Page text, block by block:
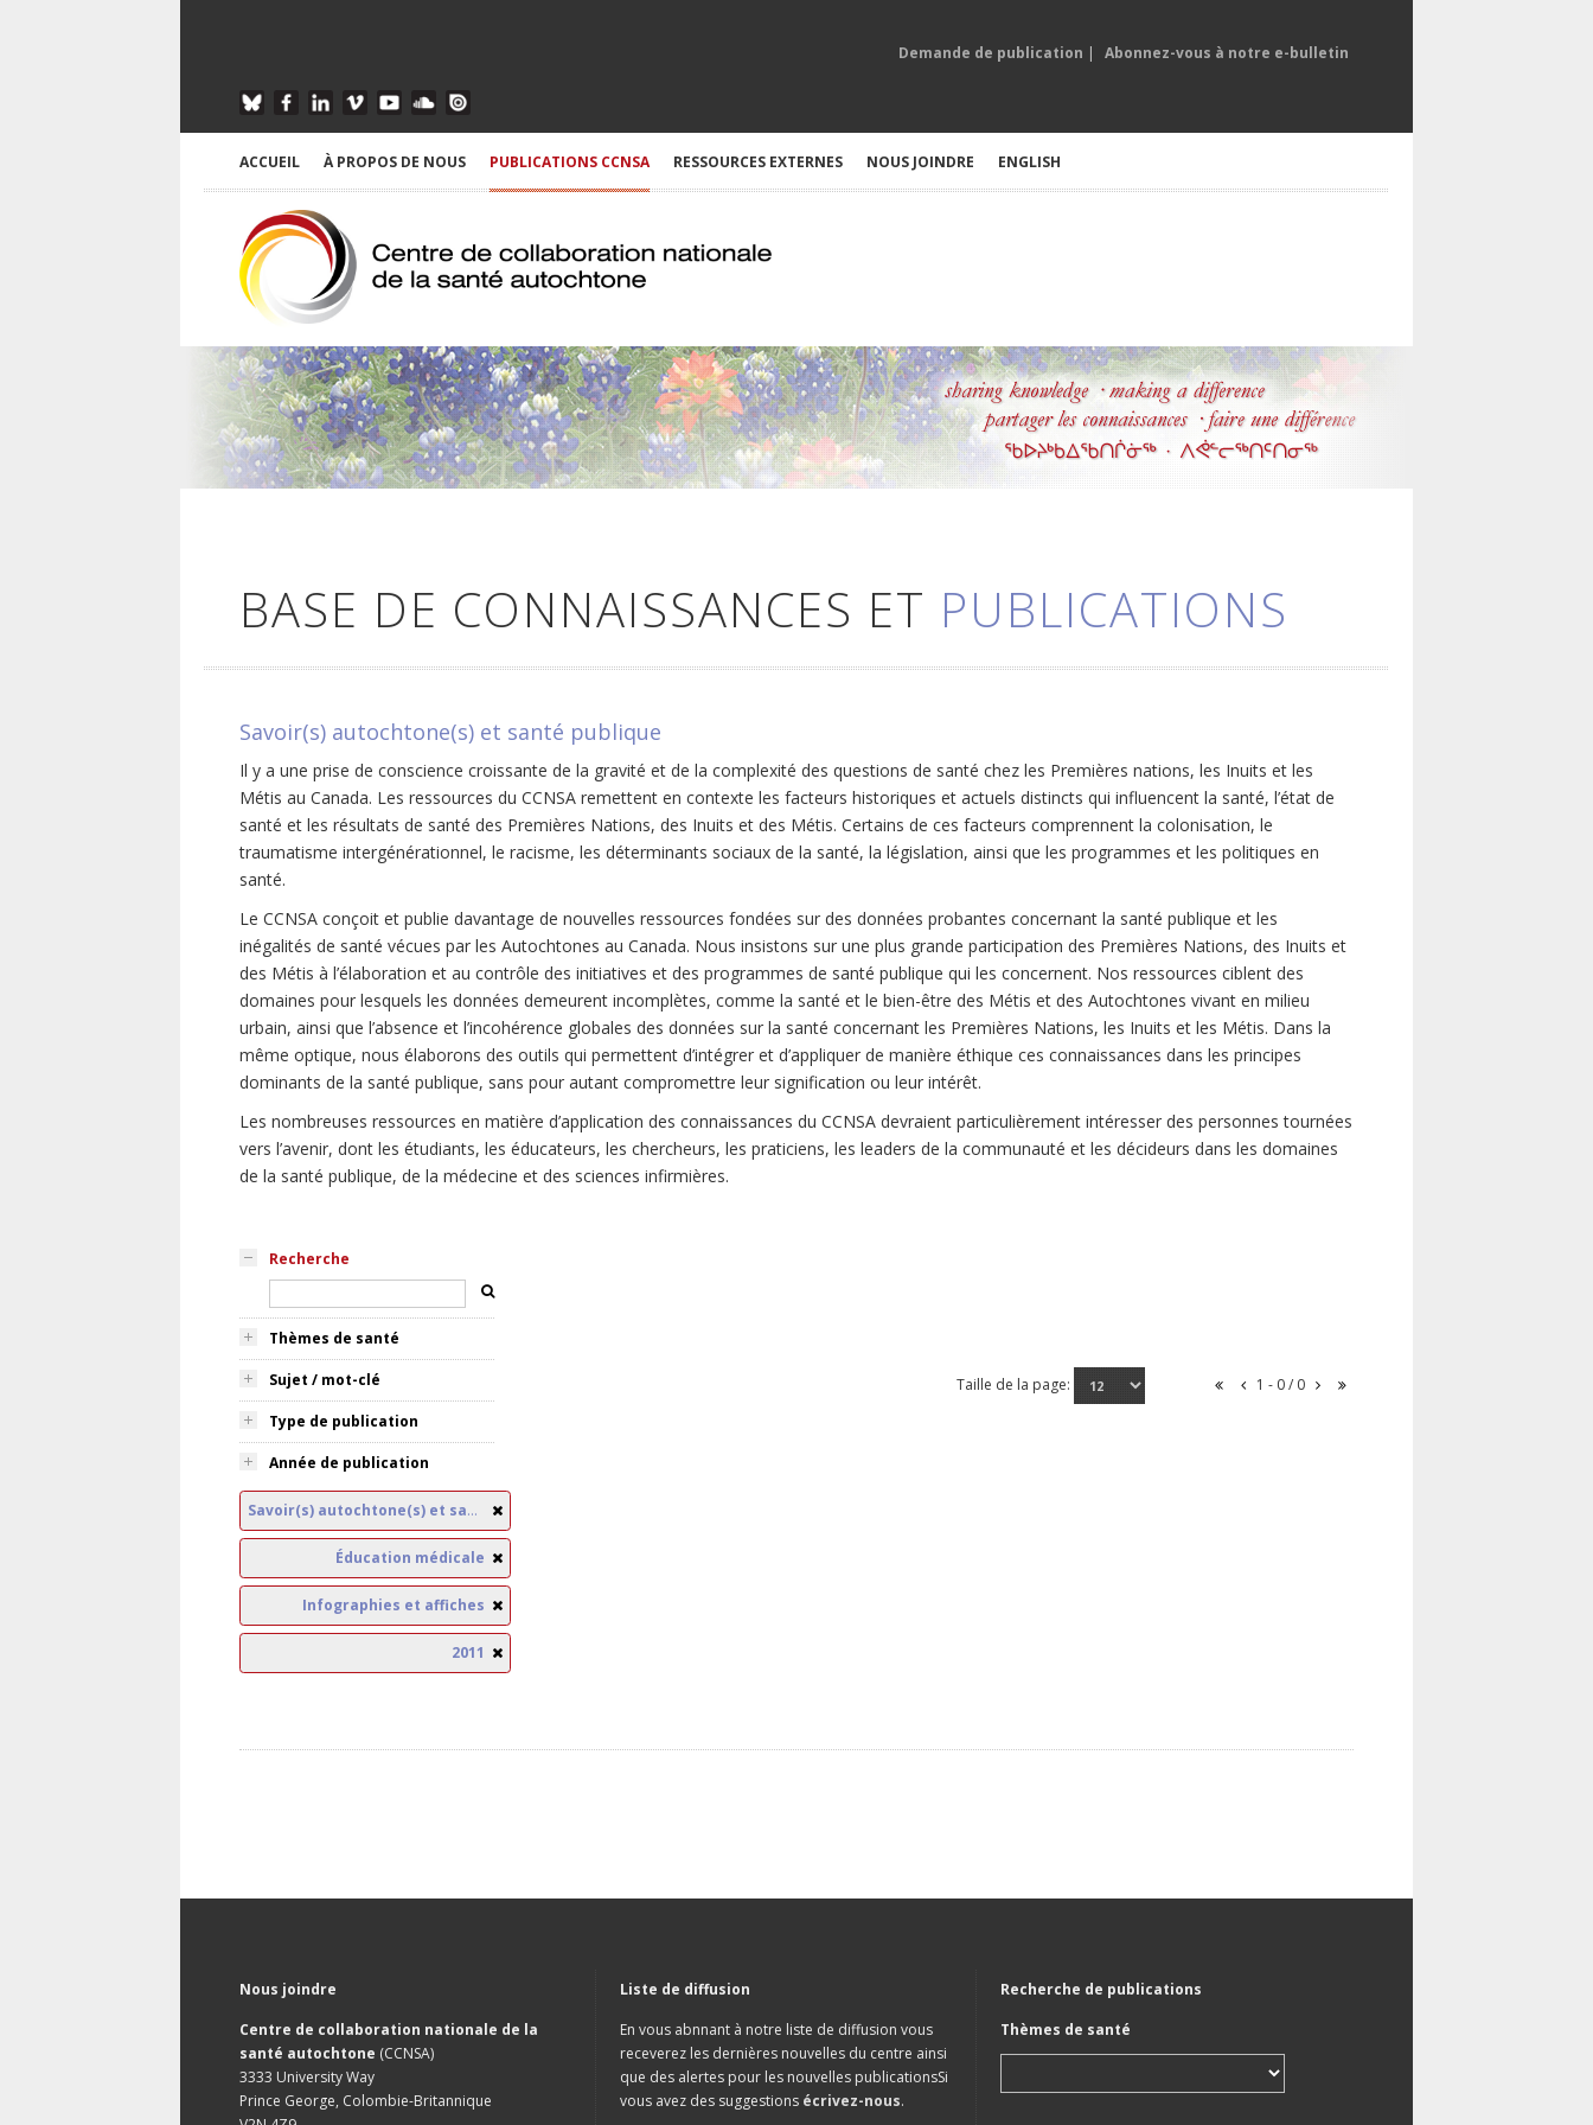
Demande de publication | Abonnez-vous à notre e-bulletin
ACCUEIL À PROPOS DE NOUS PUBLICATIONS CCNSA RESSOURCES EXTERNES NOUS JOINDRE ENGLISH
BASE DE CONNAISSANCES ET PUBLICATIONS
Savoir(s) autochtone(s) et santé publique
Il y a une prise de conscience croissante de la gravité et de la complexité des questions de santé chez les Premières nations, les Inuits et les
Métis au Canada. Les ressources du CCNSA remettent en contexte les facteurs historiques et actuels distincts qui influencent la santé, l’état de
santé et les résultats de santé des Premières Nations, des Inuits et des Métis. Certains de ces facteurs comprennent la colonisation, le
traumatisme intergénérationnel, le racisme, les déterminants sociaux de la santé, la législation, ainsi que les programmes et les politiques en
santé.
Le CCNSA conçoit et publie davantage de nouvelles ressources fondées sur des données probantes concernant la santé publique et les
inégalités de santé vécues par les Autochtones au Canada. Nous insistons sur une plus grande participation des Premières Nations, des Inuits et
des Métis à l’élaboration et au contrôle des initiatives et des programmes de santé publique qui les concernent. Nos ressources ciblent des
domaines pour lesquels les données demeurent incomplètes, comme la santé et le bien-être des Métis et des Autochtones vivant en milieu
urbain, ainsi que l’absence et l’incohérence globales des données sur la santé concernant les Premières Nations, les Inuits et les Métis. Dans la
même optique, nous élaborons des outils qui permettent d’intégrer et d’appliquer de manière éthique ces connaissances dans les principes
dominants de la santé publique, sans pour autant compromettre leur signification ou leur intérêt.
Les nombreuses ressources en matière d’application des connaissances du CCNSA devraient particulièrement intéresser des personnes tournées
vers l’avenir, dont les étudiants, les éducateurs, les chercheurs, les praticiens, les leaders de la communauté et les décideurs dans les domaines
de la santé publique, de la médecine et des sciences infirmières.
Recherche
Thèmes de santé
Sujet / mot-clé
Type de publication
Année de publication
Savoir(s) autochtone(s) et santé publique
Éducation médicale
Infographies et affiches
2011
Taille de la page: 1 - 0 / 0
Nous joindre
Centre de collaboration nationale de la
santé autochtone (CCNSA)
3333 University Way
Prince George, Colombie-Britannique
Liste de diffusion
En vous abnnant à notre liste de diffusion vous
receverez les dernières nouvelles du centre ainsi
que des alertes pour les nouvelles publicationsSi
vous avez des suggestions écrivez-nous.
Recherche de publications
Thèmes de santé